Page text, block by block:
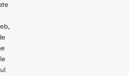
error has occurred